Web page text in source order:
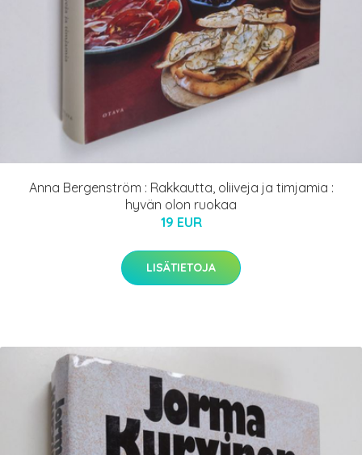
Anna Bergenström : Rakkautta, oliiveja ja timjamia :
hyvän olon ruokaa
19 EUR
LISÄTIETOJA